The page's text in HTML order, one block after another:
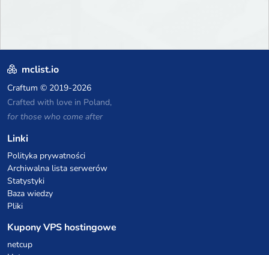
mclist.io
Craftum © 2019-2026
Crafted with love in Poland,
for those who come after
Linki
Polityka prywatności
Archiwalna lista serwerów
Statystyki
Baza wiedzy
Pliki
Kupony VPS hostingowe
netcup